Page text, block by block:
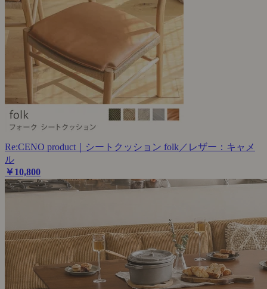
Re:CENO product｜シートクッション folk／レザー：キャメ
ル
￥10,800